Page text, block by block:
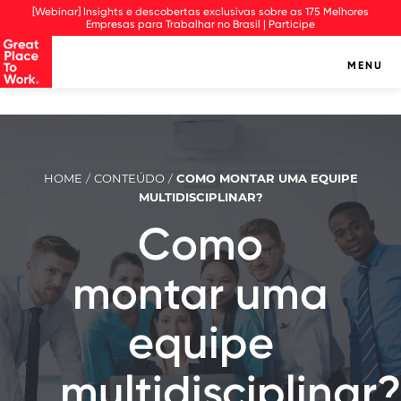
Observação:
site
inclui
um
sistema
de
[Webinar] Insights e descobertas exclusivas sobre as 175 Melhores
Empresas para Trabalhar no Brasil | Participe
MENU
HOME / CONTEÚDO/ COMO MONTAR UMA EQUIPE
MULTIDISCIPLINAR?
Como
montar uma
equipe